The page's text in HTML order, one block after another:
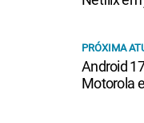
PRÓXIMA
Android
Motorola